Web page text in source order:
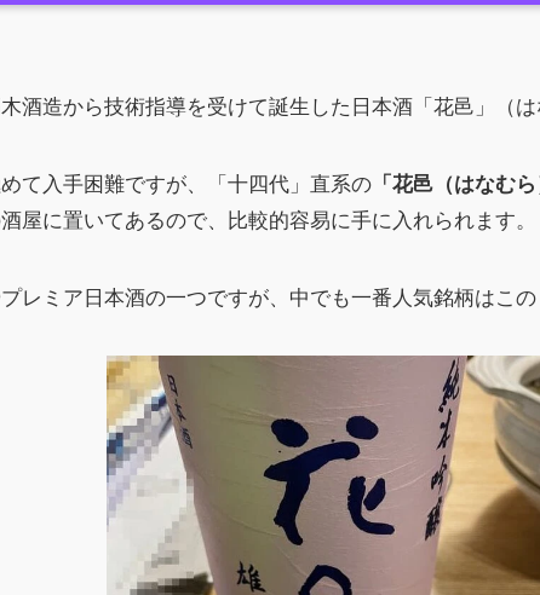
木酒造から技術指導を受けて誕生した日本酒「花邑」（
めて入手困難ですが、「十四代」直系の 「花邑（はなむ
屋に置いてあるので、比較的容易に手に入れられます。
レミア日本酒の一つですが、中でも一番人気銘柄はこの